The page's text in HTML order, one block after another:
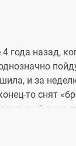
года назад,
и за
то снят
вкус,